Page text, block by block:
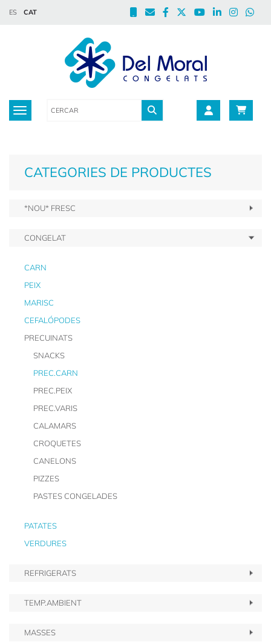
ES CAT
Toggle navigation
CATEGORIES DE PRODUCTES
*NOU* FRESC
CONGELAT
CARN
PEIX
MARISC
CEFALÓPODES
PRECUINATS
SNACKS
PREC.CARN
PREC.PEIX
PREC.VARIS
CALAMARS
CROQUETES
CANELONS
PIZZES
PASTES CONGELADES
PATATES
VERDURES
REFRIGERATS
TEMP.AMBIENT
MASSES